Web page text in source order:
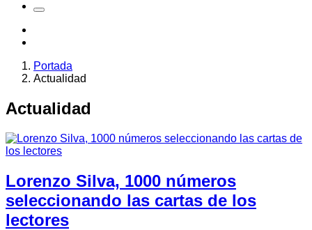
Portada
Actualidad
Actualidad
Lorenzo Silva, 1000 números
seleccionando las cartas de los
lectores